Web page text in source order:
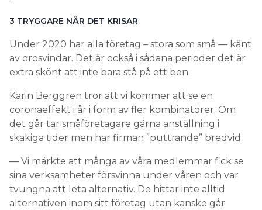
3 TRYGGARE NÄR DET KRISAR
Under 2020 har alla företag – stora som små — känt
av orosvindar. Det är också i sådana perioder det är
extra skönt att inte bara stå på ett ben.
Karin Berggren tror att vi kommer att se en
coronaeffekt i år i form av fler kombinatörer. Om
det går tar småföretagare gärna anställning i
skakiga tider men har firman ”puttrande” bredvid.
— Vi märkte att många av våra medlemmar fick se
sina verksamheter försvinna under våren och var
tvungna att leta alternativ. De hittar inte alltid
alternativen inom sitt företag utan kanske går